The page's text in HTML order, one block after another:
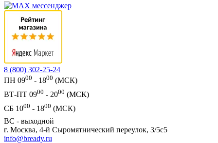
8 (800) 302-25-24
ПН 0900 - 1800 (МСК)
ВТ-ПТ 0900 - 2000 (МСК)
СБ 1000 - 1800 (МСК)
ВС - выходной
г. Москва, 4-й Сыромятнический переулок, 3/5с5
info@bready.ru